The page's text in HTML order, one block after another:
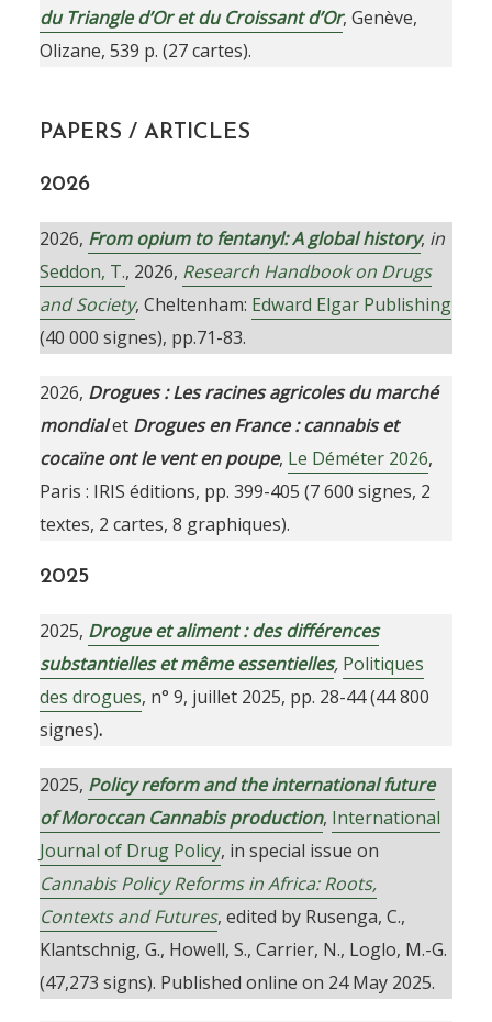
du Triangle d’Or et du Croissant d’Or, Genève,
Olizane, 539 p. (27 cartes).
PAPERS / ARTICLES
2026
2026, From opium to fentanyl: A global history, in
Seddon, T., 2026, Research Handbook on Drugs
and Society, Cheltenham: Edward Elgar Publishing
(40 000 signes), pp.71-83.
2026, Drogues : Les racines agricoles du marché
mondialet Drogues en France : cannabis et
cocaïne ont le vent en poupe, Le Déméter 2026,
Paris : IRIS éditions, pp. 399-405 (7 600 signes, 2
textes, 2 cartes, 8 graphiques).
2025
2025, Drogue et aliment : des différences
substantielles et même essentielles, Politiques
des drogues, n° 9, juillet 2025, pp. 28-44 (44 800
signes).
2025, Policy reform and the international future
of Moroccan Cannabis production, International
Journal of Drug Policy, in special issue on
Cannabis Policy Reforms in Africa: Roots,
Contexts and Futures, edited by Rusenga, C.,
Klantschnig, G., Howell, S., Carrier, N., Loglo, M.-G.
(47,273 signs). Published online on 24 May 2025.